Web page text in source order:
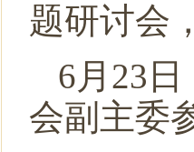
题研讨会
6月23
会副主委